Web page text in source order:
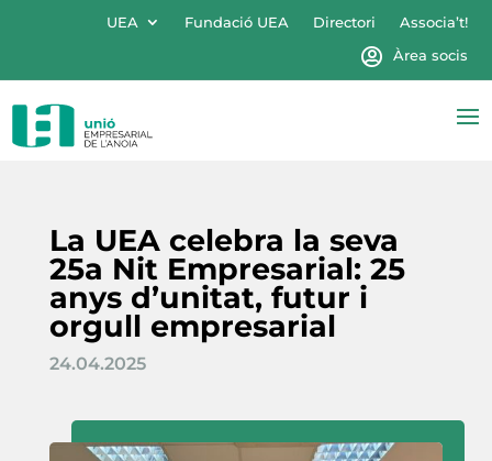
UEA Fundació UEA Directori
Associa’t!
Àrea socis
La UEA celebra la seva
25a Nit Empresarial: 25
anys d’unitat, futur i
orgull empresarial
24.04.2025